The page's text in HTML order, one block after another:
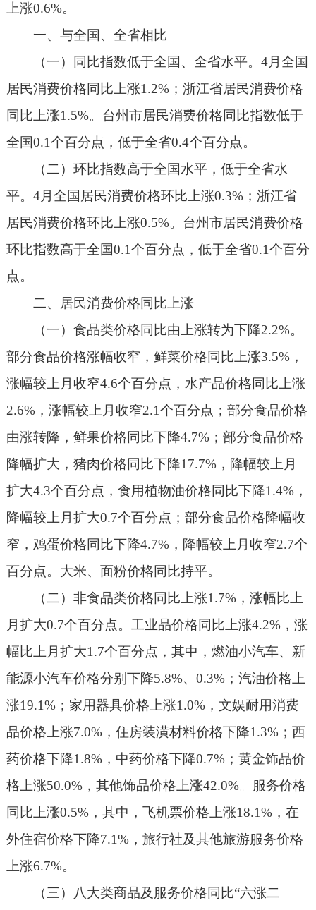
上涨0.6%。
一、与全国、全省相比
（一）同比指数低于全国、全省水平。4月全国
居民消费价格同比上涨1.2%；浙江省居民消费价格
同比上涨1.5%。台州市居民消费价格同比指数低于
全国0.1个百分点，低于全省0.4个百分点。
（二）环比指数高于全国水平，低于全省水
平。4月全国居民消费价格环比上涨0.3%；浙江省
居民消费价格环比上涨0.5%。台州市居民消费价格
环比指数高于全国0.1个百分点，低于全省0.1个百分
点。
二、居民消费价格同比上涨
（一）食品类价格同比由上涨转为下降2.2%。
部分食品价格涨幅收窄，鲜菜价格同比上涨3.5%，
涨幅较上月收窄4.6个百分点，水产品价格同比上涨
2.6%，涨幅较上月收窄2.1个百分点；部分食品价格
由涨转降，鲜果价格同比下降4.7%；部分食品价格
降幅扩大，猪肉价格同比下降17.7%，降幅较上月
扩大4.3个百分点，食用植物油价格同比下降1.4%，
降幅较上月扩大0.7个百分点；部分食品价格降幅收
窄，鸡蛋价格同比下降4.7%，降幅较上月收窄2.7个
百分点。大米、面粉价格同比持平。
（二）非食品类价格同比上涨1.7%，涨幅比上
月扩大0.7个百分点。工业品价格同比上涨4.2%，涨
幅比上月扩大1.7个百分点，其中，燃油小汽车、新
能源小汽车价格分别下降5.8%、0.3%；汽油价格上
涨19.1%；家用器具价格上涨1.0%，文娱耐用消费
品价格上涨7.0%，住房装潢材料价格下降1.3%；西
药价格下降1.8%，中药价格下降0.7%；黄金饰品价
格上涨50.0%，其他饰品价格上涨42.0%。服务价格
同比上涨0.5%，其中，飞机票价格上涨18.1%，在
外住宿价格下降7.1%，旅行社及其他旅游服务价格
上涨6.7%。
（三）八大类商品及服务价格同比“六涨二